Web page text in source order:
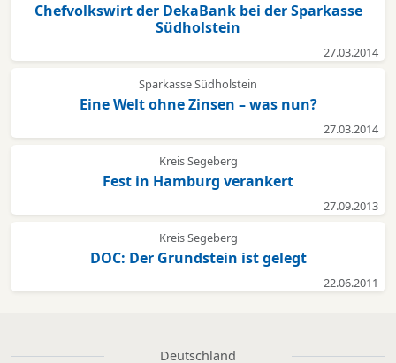
Chefvolkswirt der DekaBank bei der Sparkasse
Südholstein
27.03.2014
Sparkasse Südholstein
Eine Welt ohne Zinsen – was nun?
27.03.2014
Kreis Segeberg
Fest in Hamburg verankert
27.09.2013
Kreis Segeberg
DOC: Der Grundstein ist gelegt
22.06.2011
Deutschland